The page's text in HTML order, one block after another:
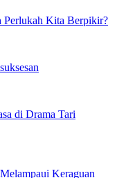
Perlukah Kita Berpikir?
di Drama Tari
Keraguan